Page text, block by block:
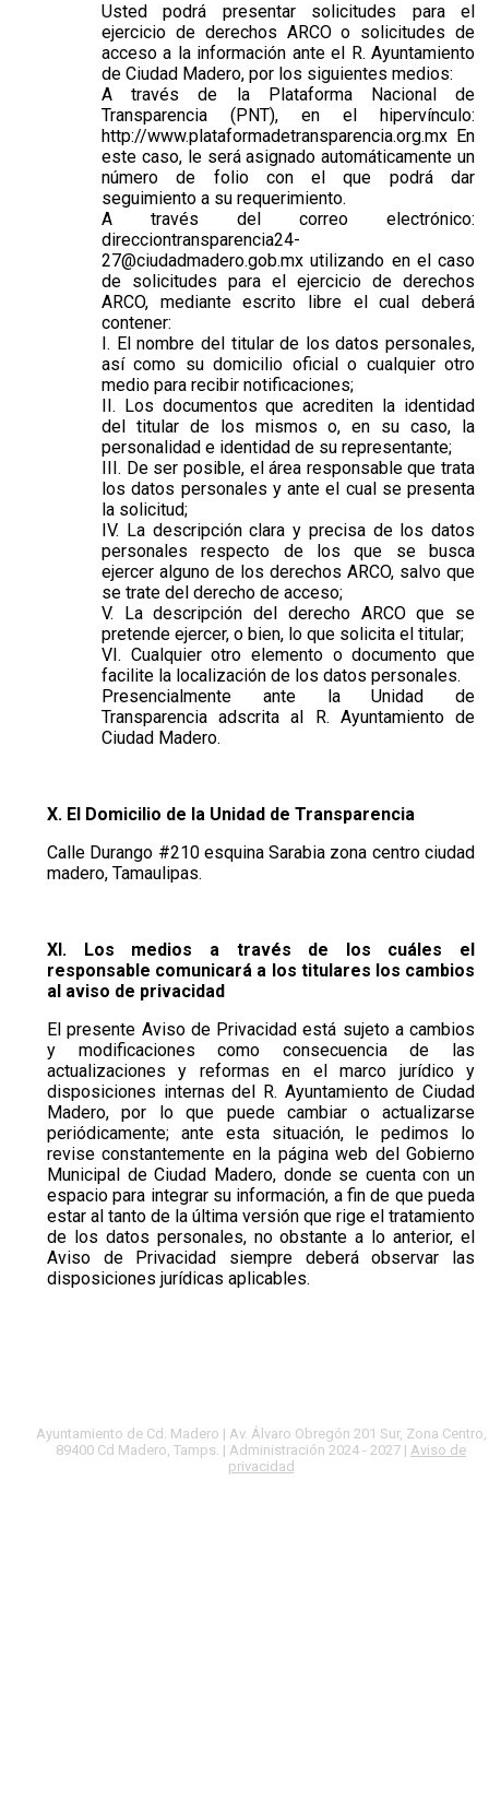
Usted podrá presentar solicitudes para el
ejercicio de derechos ARCO o solicitudes de
acceso a la información ante el R. Ayuntamiento
de Ciudad Madero, por los siguientes medios:
A través de la Plataforma Nacional de
Transparencia (PNT), en el hipervínculo:
http://www.plataformadetransparencia.org.mx En
este caso, le será asignado automáticamente un
número de folio con el que podrá dar
seguimiento a su requerimiento.
A través del correo electrónico:
direcciontransparencia24-
27@ciudadmadero.gob.mx utilizando en el caso
de solicitudes para el ejercicio de derechos
ARCO, mediante escrito libre el cual deberá
contener:
I. El nombre del titular de los datos personales,
así como su domicilio oficial o cualquier otro
medio para recibir notificaciones;
II. Los documentos que acrediten la identidad
del titular de los mismos o, en su caso, la
personalidad e identidad de su representante;
III. De ser posible, el área responsable que trata
los datos personales y ante el cual se presenta
la solicitud;
IV. La descripción clara y precisa de los datos
personales respecto de los que se busca
ejercer alguno de los derechos ARCO, salvo que
se trate del derecho de acceso;
V. La descripción del derecho ARCO que se
pretende ejercer, o bien, lo que solicita el titular;
VI. Cualquier otro elemento o documento que
facilite la localización de los datos personales.
Presencialmente ante la Unidad de
Transparencia adscrita al R. Ayuntamiento de
Ciudad Madero.
X. El Domicilio de la Unidad de Transparencia
Calle Durango #210 esquina Sarabia zona centro ciudad
madero, Tamaulipas.
XI. Los medios a través de los cuáles el
responsable comunicará a los titulares los cambios
al aviso de privacidad
El presente Aviso de Privacidad está sujeto a cambios
y modificaciones como consecuencia de las
actualizaciones y reformas en el marco jurídico y
disposiciones internas del R. Ayuntamiento de Ciudad
Madero, por lo que puede cambiar o actualizarse
periódicamente; ante esta situación, le pedimos lo
revise constantemente en la página web del Gobierno
Municipal de Ciudad Madero, donde se cuenta con un
espacio para integrar su información, a fin de que pueda
estar al tanto de la última versión que rige el tratamiento
de los datos personales, no obstante a lo anterior, el
Aviso de Privacidad siempre deberá observar las
disposiciones jurídicas aplicables.
Ayuntamiento de Cd. Madero | Av. Álvaro Obregón 201 Sur, Zona Centro,
89400 Cd Madero, Tamps. | Administración 2024 - 2027 | Aviso de
privacidad